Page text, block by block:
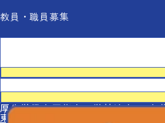
教員・職員募集
厚生労働大臣指定 学校法人 田中
東京美容専門学校